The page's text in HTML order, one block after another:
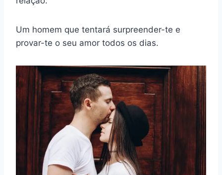
Um homem que tentará surpreender-te e
provar-te o seu amor todos os dias.